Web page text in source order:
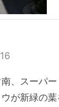
、スーパ
が新緑の葉